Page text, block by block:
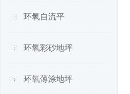
环氧自流平
环氧彩砂地坪
环氧薄涂地坪